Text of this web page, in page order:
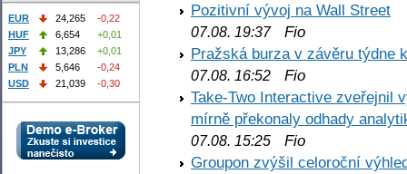
Pozitivní vývoj na Wall Street
07.08. 19:37Fio
Pražská burza v závěru týdne
07.08. 16:52 Fio
Take-Two Interactive zveřejnil
mírně překonaly odhady
07.08. 15:25 Fio
Groupon zvýšil celoroční
EUR 24,265
-0,22
HUF
6,654
+0,01
JPY
13,286
+0,01
PLN
5,646
-0,24
USD
21,039 -0,30